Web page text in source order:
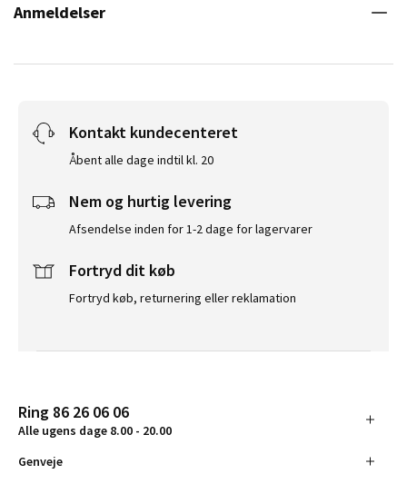
Anmeldelser
Kontakt kundecenteret
Åbent alle dage indtil kl. 20
Nem og hurtig levering
Afsendelse inden for 1-2 dage for lagervarer
Fortryd dit køb
Fortryd køb, returnering eller reklamation
Ring 86 26 06 06
Alle ugens dage 8.00 - 20.00
Genveje